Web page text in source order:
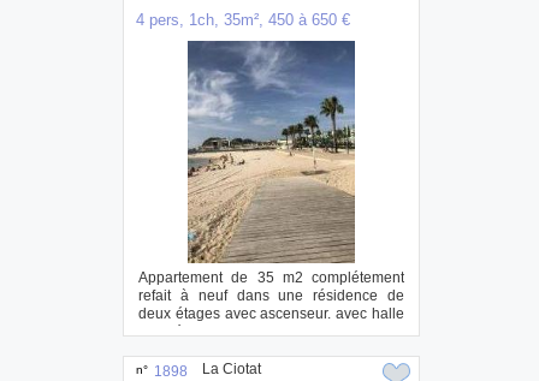
4 pers, 1ch, 35m², 450 à 650 €
Appartement de 35 m2 complétement
refait à neuf dans une résidence de
deux étages avec ascenseur. avec halle
d'entrée cu...
n° 1898
La Ciotat